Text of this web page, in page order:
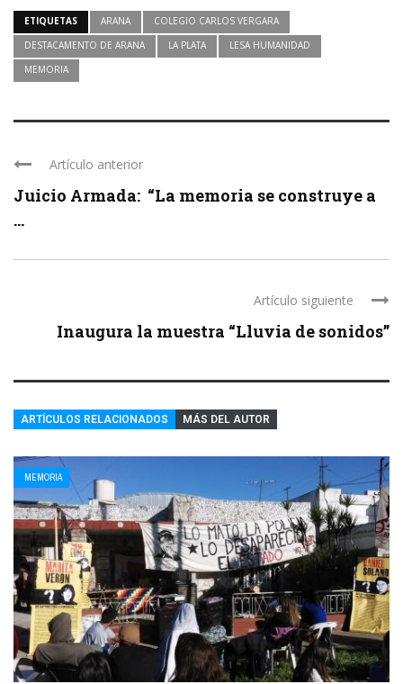
ETIQUETAS ARANA
COLEGIO CARLOS VERGARA
DESTACAMENTO DE ARANA
LA PLATA
LESA HUMANIDAD
MEMORIA
Artículo anterior
Juicio Armada: “La memoria se construye a
...
Artículo siguiente
Inaugura la muestra “Lluvia de sonidos”
ARTÍCULOS RELACIONADOS MÁS DEL AUTOR
MEMORIA